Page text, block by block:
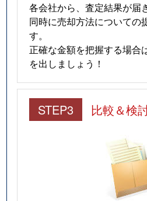
各会社から、査定結果が届
同時に売却方法についての
す。
正確な金額を把握する場合
を出しましょう！
STEP3 比較＆検